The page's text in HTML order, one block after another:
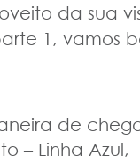
da sua
1, vamos
de
– Linha